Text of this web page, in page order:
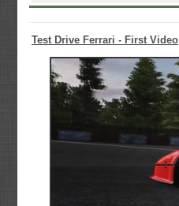
Test Drive Ferrari - First Video